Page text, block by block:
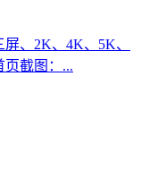
、2K、4K、5K、
截图：...